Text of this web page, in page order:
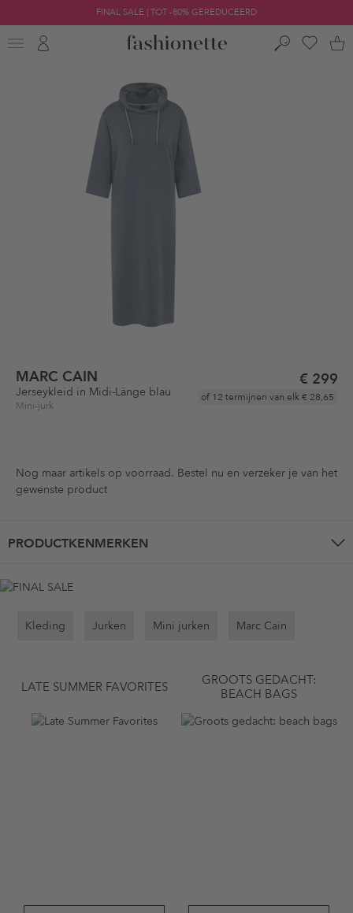
FINAL SALE | TOT -80% GEREDUCEERD
MARC CAIN
Jerseykleid in Midi-Länge blau
Mini-jurk
€ 299
of 12 termijnen van elk€ 28,65
Nog maar artikels op voorraad. Bestel nu en verzeker je van het
gewenste product
PRODUCTKENMERKEN
Kleding Jurken Mini jurken Marc Cain
LATE SUMMER FAVORITES
GROOTS GEDACHT:
BEACH BAGS